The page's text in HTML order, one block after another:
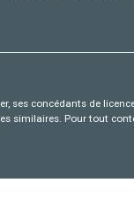
ses concédants de
similaires. Pour tout